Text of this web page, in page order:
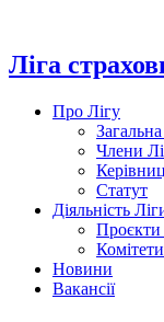
вмісту
Ліга
Про Лігу
Члени
Статут
Діяльність
Проєкти
Новини
Вакансії